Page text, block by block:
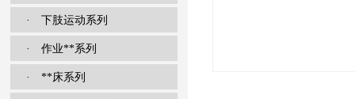
· 下肢运动系列
· 作业**系列
· **床系列